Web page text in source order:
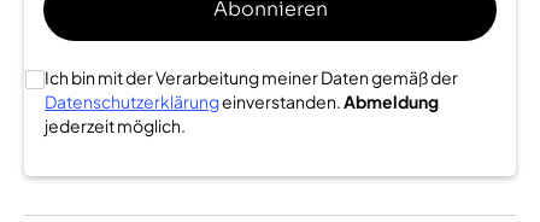
Ich bin mit der Verarbeitung meiner Daten gemäß der
Datenschutzerklärungeinverstanden.Abmeldung
jederzeit möglich.